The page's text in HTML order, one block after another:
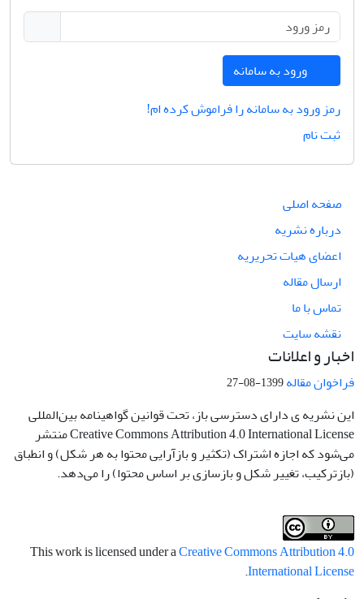
ورود به سامانه
رمز ورود به سامانه را فراموش کرده ام!
ثبت نام
صفحه اصلی
درباره نشریه
اعضای هیات تحریریه
ارسال مقاله
تماس با ما
نقشه سایت
اخبار و اعلانات
فراخوان مقاله1399-08-27
این نشریه ی دارای دسترسی باز، تحت قوانین گواهینامه بین‌المللی
Creative Commons Attribution 4.0 International License منتشر
می‌شود که اجازه اشتراک (تکثیر و بازآرایی محتوا به هر شکل) و انطباق
(بازترکیب، تغییر شکل و بازسازی بر اساس محتوا) را می‌دهد.
This work is licensed under aCreative Commons Attribution 4.0
International License
.